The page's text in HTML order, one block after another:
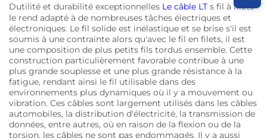
Dutilité et durabilité exceptionnelles Le câble LT s fil à filets
le rend adapté à de nombreuses tâches électriques et
électroniques. Le fil solide est inélastique et se brise s'il est
soumis à une contrainte alors qu'avec le fil en filets, il est
une composition de plus petits fils tordus ensemble. Cette
construction particulièrement favorable contribue à une
plus grande souplesse et une plus grande résistance à la
fatigue, rendant ainsi le fil utilisable dans des
environnements plus dynamiques où il y a mouvement ou
vibration. Ces câbles sont largement utilisés dans les câbles
automobiles, la distribution d'électricité, la transmission de
données, entre autres, où en raison de la flexion ou de la
torsion, les câbles ne sont pas endommagés. Il y a aussi